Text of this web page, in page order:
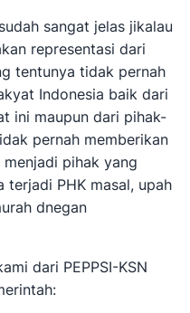
sangat jelas jikalau
representasi dari
tentunya tidak pernah
Indonesia baik dari
ini maupun dari pihak-
pernah memberikan
pihak yang
terjadi PHK masal, upah
dnegan
dari PEPPSI-KSN